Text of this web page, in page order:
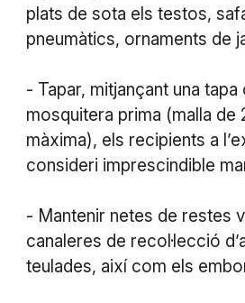
plats de sota els testos,
pneumàtics, ornaments de
- Tapar, mitjançant una tapa
mosquitera prima (malla de
màxima), els recipients a
consideri imprescindible
- Mantenir netes de restes
canaleres de recol·lecció
teulades, així com els